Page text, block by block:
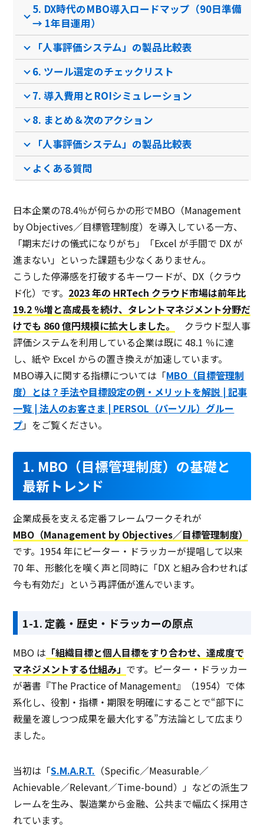
ソフト種別
推奨環境
サポート
クラウド型ソフト
PCブラウザ
スマートフォ
クラウド型ソフト
PCブラウザ
5. DX時代のMBO導入ロードマップ（90日準備
→ 1年目運用）
「人事評価システム」の製品比較表
6. ツール選定のチェックリスト
7. 導入費用とROIシミュレーション
8. まとめ＆次のアクション
「人事評価システム」の製品比較表
よくある質問
日本企業の78.4％が何らかの形でMBO（Management
by Objectives／目標管理制度）を導入している一方、
「期末だけの儀式になりがち」「Excel が手間で DX が
進まない」といった課題も少なくありません。
こうした停滞感を打破するキーワードが、DX（クラウ
ド化）です。 2023 年の HRTech クラウド市場は前年比
19.2 ％増と高成長を続け、タレントマネジメント分野だ
けでも 860 億円規模に拡大しました。
クラウド型人事
評価システムを利用している企業は既に 48.1 ％に達
し、紙や Excel からの置き換えが加速しています。
MBO導入に関する指標については「MBO（目標管理制
度）とは？手法や目標設定の例・メリットを解説 | 記事
一覧 | 法人のお客さま | PERSOL（パーソル）グルー
プ」をご覧ください。
1. MBO（目標管理制度）の基礎と
最新トレンド
企業成長を支える定番フレームワーク――それが
MBO（Management by Objectives／目標管理制度）
です。1954 年にピーター・ドラッカーが提唱して以来
70 年、形骸化を嘆く声と同時に「DX と組み合わせれば
今も有効だ」という再評価が進んでいます。
1-1. 定義・歴史・ドラッカーの原点
MBO は 「組織目標と個人目標をすり合わせ、達成度で
マネジメントする仕組み」 です。ピーター・ドラッカー
が著書『The Practice of Management』（1954）で体
系化し、役割・指標・期限を明確にすることで“部下に
裁量を渡しつつ成果を最大化する”方法論として広まり
ました。
当初は「S.M.A.R.T. （Specific／Measurable／
Achievable／Relevant／Time-bound）」などの派生フ
レームを生み、製造業から金融、公共まで幅広く採用さ
れています。